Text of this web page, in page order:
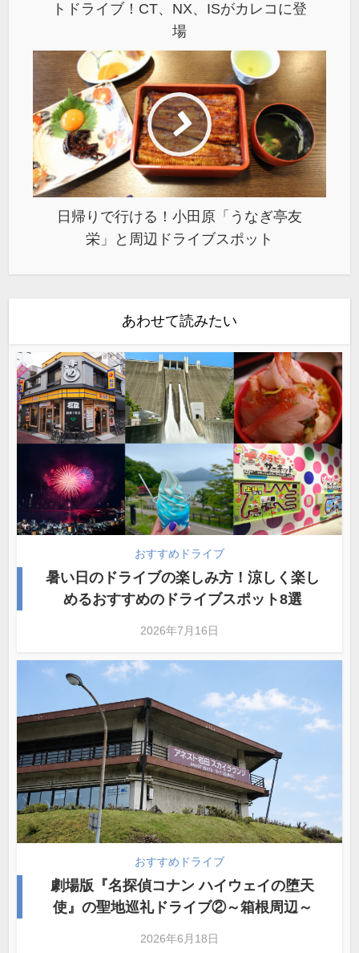
トドライブ！CT、NX、ISがカレコに登
場
日帰りで行ける！小田原「うなぎ亭友
栄」と周辺ドライブスポット
あわせて読みたい
おすすめドライブ
暑い日のドライブの楽しみ方！涼しく楽し
めるおすすめのドライブスポット8選
2026年7月16日
おすすめドライブ
劇場版『名探偵コナン ハイウェイの堕天
使』の聖地巡礼ドライブ②～箱根周辺～
2026年6月18日